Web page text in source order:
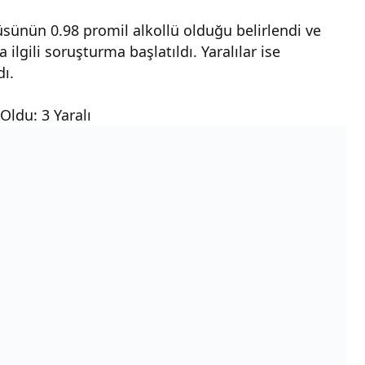
0.98 promil alkollü olduğu belirlendi ve
soruşturma başlatıldı. Yaralılar ise